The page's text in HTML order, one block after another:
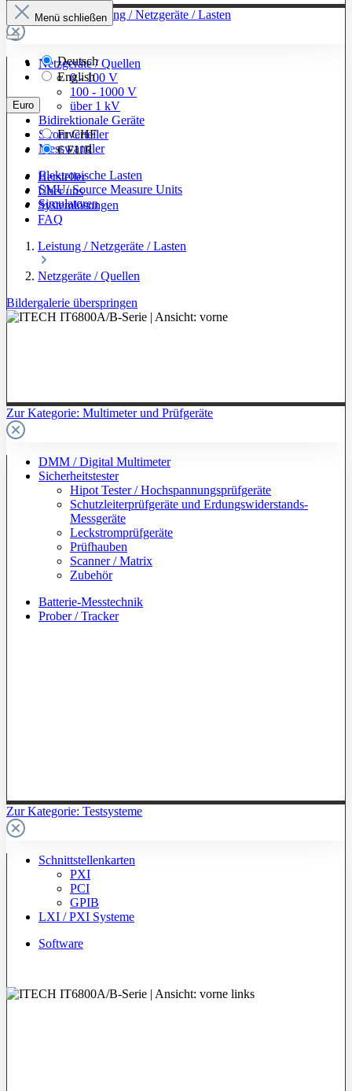
Zur Kategorie: Leistung / Netzgeräte / Lasten
Netzgeräte / Quellen
0 - 100 V
100 - 1000 V
über 1 kV
Bidirektionale Geräte
Stromverteiler
Messwandler
Elektronische Lasten
SMU/ Source Measure Units
Simulatoren
Zur Kategorie: Multimeter und Prüfgeräte
DMM / Digital Multimeter
Sicherheitstester
Hipot Tester / Hochspannungsprüfgeräte
Schutzleiterprüfgeräte und Erdungswiderstands-
Messgeräte
Leckstromprüfgeräte
Prüfhauben
Scanner / Matrix
Zubehör
Batterie-Messtechnik
Prober / Tracker
Zur Kategorie: Testsysteme
Schnittstellenkarten
PXI
PCI
GPIB
LXI / PXI Systeme
Software
Menü schließen
Deutsch
English
Euro
FrCHF
€EUR
Hersteller
Über uns
Systemlösungen
FAQ
Leistung / Netzgeräte / Lasten
Netzgeräte / Quellen
Bildergalerie überspringen